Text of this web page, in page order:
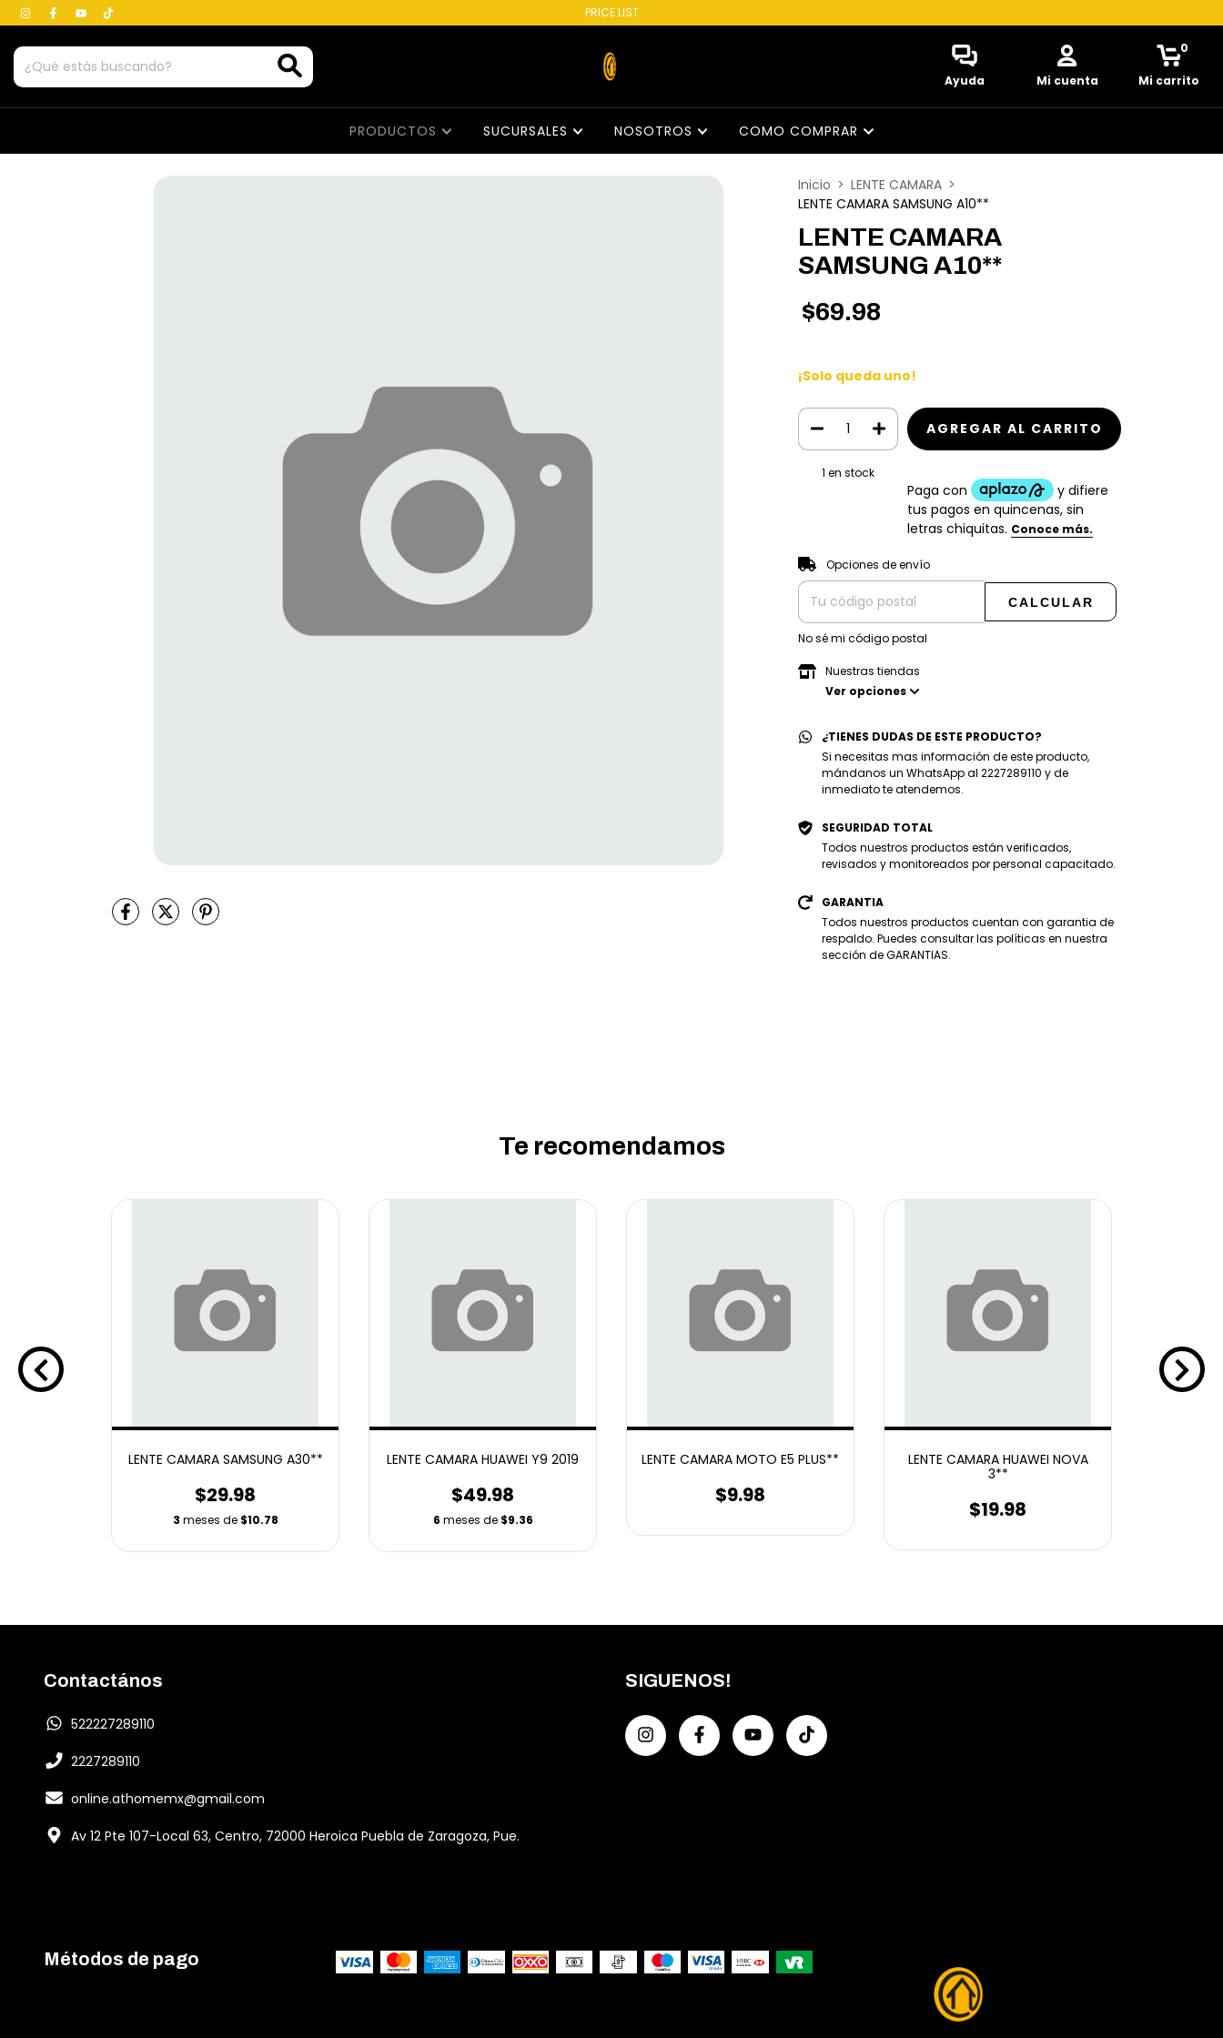
PRICE LIST
Ayuda Mi cuenta Mi carrito
0
PRODUCTOS SUCURSALES NOSOTROS COMO COMPRAR
Inicio > LENTE CAMARA >
LENTE CAMARA SAMSUNG A10**
LENTE CAMARA
SAMSUNG A10**
$69.98
¡Solo queda uno!
1 en stock
Entregas para el CP:
Opciones de envío
CALCULAR
No sé mi código postal
Nuestras tiendas
Ver opciones
¿TIENES DUDAS DE ESTE PRODUCTO?
Si necesitas mas información de este producto,
mándanos un WhatsApp al 2227289110 y de
inmediato te atendemos.
SEGURIDAD TOTAL
Todos nuestros productos están verificados,
revisados y monitoreados por personal capacitado.
GARANTIA
Todos nuestros productos cuentan con garantia de
respaldo. Puedes consultar las políticas en nuestra
sección de GARANTIAS.
Te recomendamos
LENTE CAMARA SAMSUNG A30**
$29.98
3 meses de $10.78
LENTE CAMARA HUAWEI Y9 2019
$49.98
6 meses de $9.36
LENTE CAMARA MOTO E5 PLUS**
$9.98
LENTE CAMARA HUAWEI NOVA
3**
$19.98
Contactános
522227289110
2227289110
online.athomemx@gmail.com
Av 12 Pte 107-Local 63, Centro, 72000 Heroica Puebla de Zaragoza, Pue.
SIGUENOS!
Métodos de pago